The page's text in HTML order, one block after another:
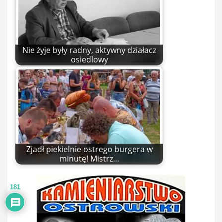
Nie żyje były radny, aktywny działacz
osiedlowy
Zjadł piekielnie ostrego burgera w
minutę! Mistrz…
181